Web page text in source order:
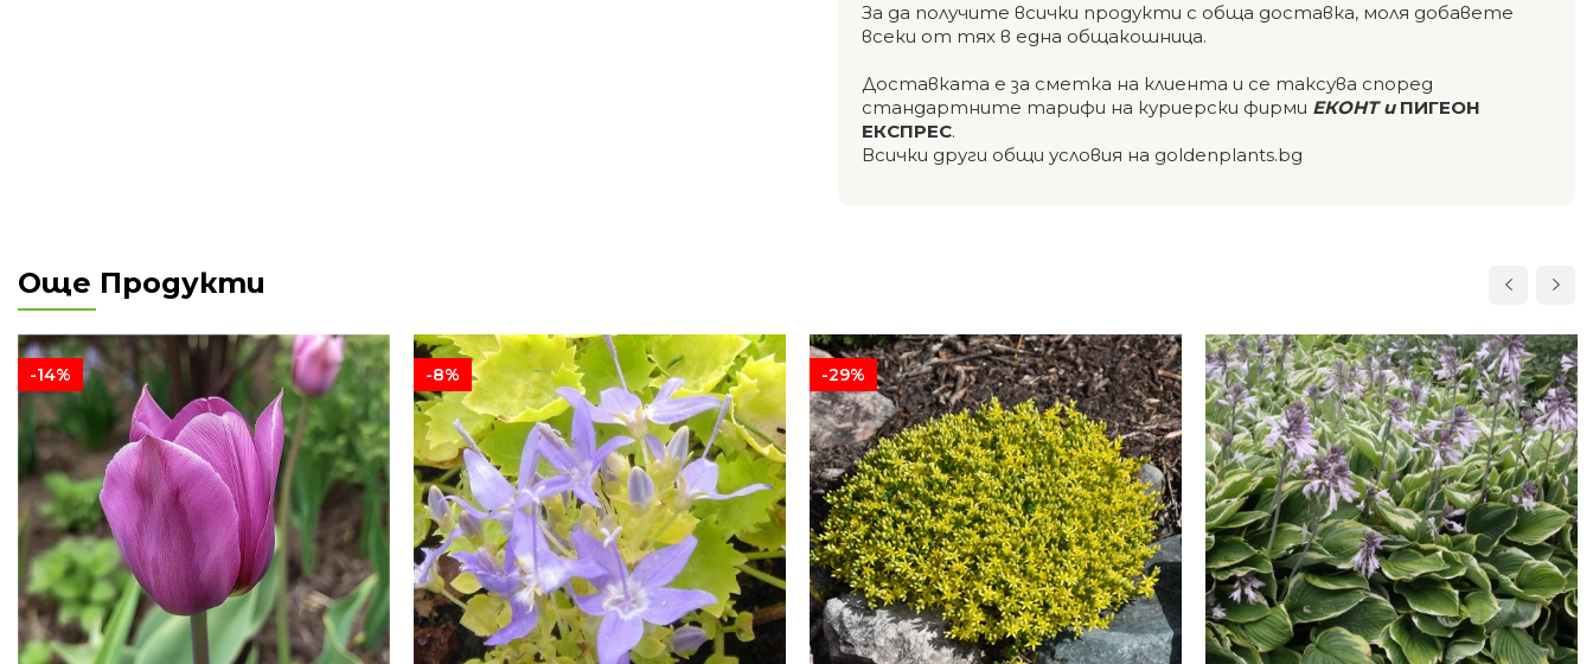
За да получите всички продукти с обща доставка, моля добавете
всеки от тях в една общакошница.
Доставката е за сметка на клиента и се таксува според
стандартните тарифи на куриерски фирми ЕКОНТ и ПИГЕОН
ЕКСПРЕС.
Всички други общи условия на goldenplants.bg
Още Продукти
-14% -8% -29%